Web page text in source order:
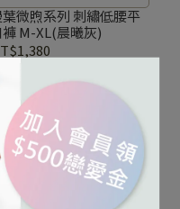
閃爍，微風中輕柔的低聲吟
唱。
微煦系列 刺繡低腰平
褲 M-XL(晨曦灰)
加入購物車